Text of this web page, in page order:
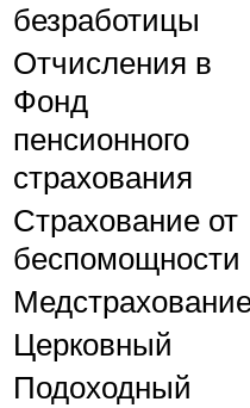
безработицы
Отчисления в
Фонд
пенсионного
страхования
Страхование от
беспомощности
Церковный
Подоходный